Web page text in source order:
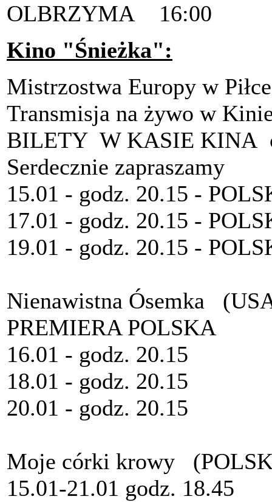
OLBRZYMA 16:00
Kino "Śnieżka":
Mistrzostwa Europy w
Transmisja na żywo w
BILETY W KASIE KINA
Serdecznie zapraszamy
15.01 - godz. 20.15 -
17.01 - godz. 20.15 -
19.01 - godz. 20.15 -
Nienawistna Ósemka
PREMIERA POLSKA
16.01 - godz. 20.15
18.01 - godz. 20.15
20.01 - godz. 20.15
Moje córki krowy
15.01-21.01 godz. 18.45